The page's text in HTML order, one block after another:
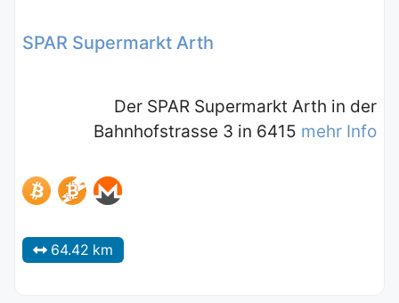
SPAR Supermarkt Arth
Der SPAR Supermarkt Arth in der
Bahnhofstrasse 3 in 6415 mehr Info
64.42 km